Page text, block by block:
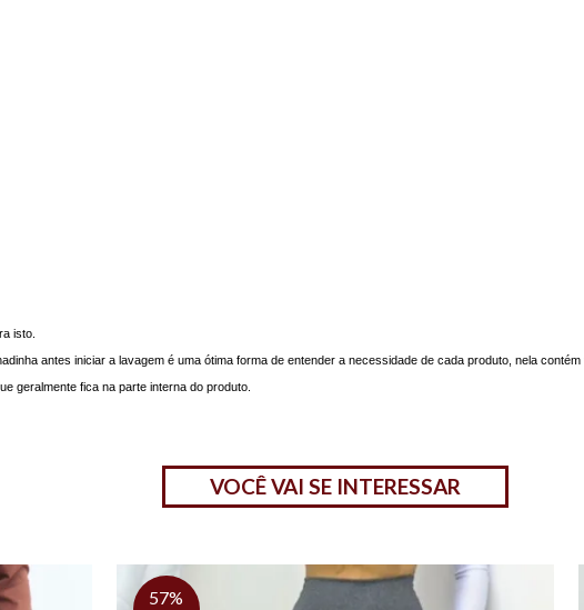
isto.
antes iniciar a lavagem é uma ótima forma de entender a necessidade de cada produto, nela
geralmente fica na parte interna do produto.
VOCÊ VAI SE INTERESSAR
57%